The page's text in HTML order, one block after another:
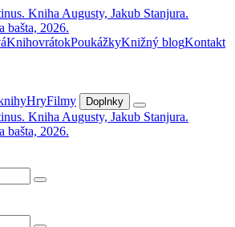
KnihovrátokPoukážkyKnižný blogKontakt
HryFilmy Doplnky